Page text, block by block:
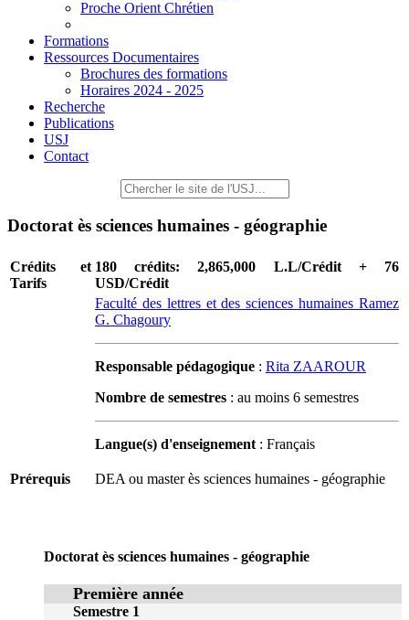
Proche Orient Chrétien
Formations
Ressources Documentaires
Brochures des formations
Horaires 2024 - 2025
Recherche
Publications
USJ
Contact
Doctorat ès sciences humaines - géographie
Crédits et
Tarifs
180 crédits: 2,865,000 L.L/Crédit + 76
USD/Crédit
Faculté des lettres et des sciences humaines Ramez
G. Chagoury
Responsable pédagogique : Rita ZAAROUR
Nombre de semestres : au moins 6 semestres
Langue(s) d'enseignement: Français
Prérequis DEA ou master ès sciences humaines - géographie
Doctorat ès sciences humaines - géographie
Première année
Semestre 1